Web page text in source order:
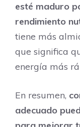
esté maduro
rendimiento
tiene más
que significa
energía más
En resumen,
adecuado